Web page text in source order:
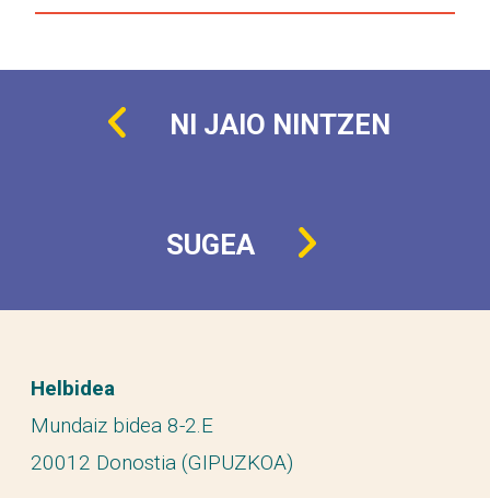
NI JAIO NINTZEN
SUGEA
Helbidea
Mundaiz bidea 8-2.E
20012 Donostia (GIPUZKOA)